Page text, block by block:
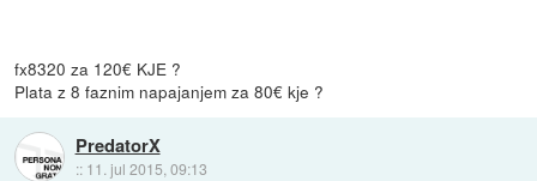
fx8320 za 120€ KJE ?
Plata z 8 faznim napajanjem za 80€ kje ?
PredatorX
:: 11. jul 2015, 09:13